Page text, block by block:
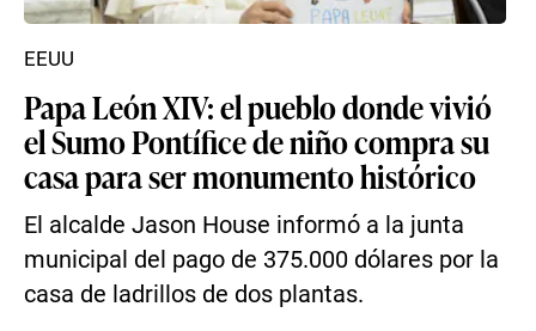
Papa León XIV: el pueblo donde vivió
el Sumo Pontífice de niño compra su
casa para ser monumento histórico
El alcalde Jason House informó a la junta
municipal del pago de 375.000 dólares por la
casa de ladrillos de dos plantas.
EEUU